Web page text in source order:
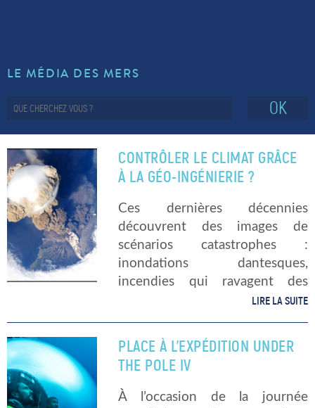
LE MÉDIA DES MERS
OK
CONTRÔLER LE CLIMAT GRÂCE
À LA GÉO-INGÉNIERIE ?
Ces dernières décennies
découvrent des images de
scénarios catastrophes :
inondations dantesques,
incendies qui ravagent des
régions entières, canicules et
températures de la planète.
Différentes mesures en vue de
réduire les émissions de gaz à
effet de serre […]
LIRE LA SUITE
PLACE À L’EXPÉDITION UNDER
THE POLE IV
À l’occasion de la journée